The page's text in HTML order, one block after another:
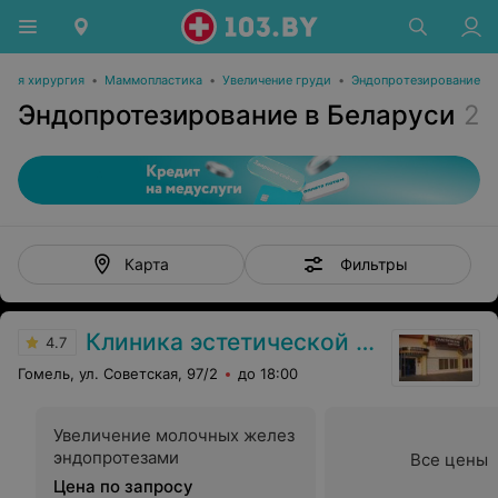
хирургия • Маммопластика • Увеличение груди • Эндопротезирование
Эндопротезирование в Беларуси 2
Карта Фильтры
4.7 Клиника эстетической хирургии и косметологии Чеслава Кушелевича
Гомель, ул. Советская, 97/2 до 18:00
Увеличение молочных желез
эндопротезами
Цена по запросу
Все цены